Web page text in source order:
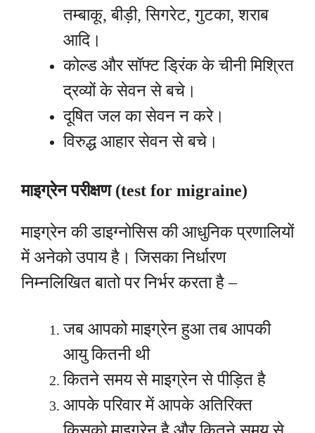
तम्बाकू, बीड़ी, सिगरेट, गुटका, शराब
आदि।
कोल्ड और सॉफ्ट ड्रिंक के चीनी मिश्रित
द्रव्यों के सेवन से बचे।
दूषित जल का सेवन न करे।
विरुद्ध आहार सेवन से बचे।
माइग्रेन परीक्षण (test for migraine)
माइग्रेन की डाइग्नोसिस की आधुनिक प्रणालियों
में अनेको उपाय है। जिसका निर्धारण
निम्नलिखित बातो पर निर्भर करता है –
जब आपको माइग्रेन हुआ तब आपकी
आयु कितनी थी
कितने समय से माइग्रेन से पीड़ित है
आपके परिवार में आपके अतिरिक्त